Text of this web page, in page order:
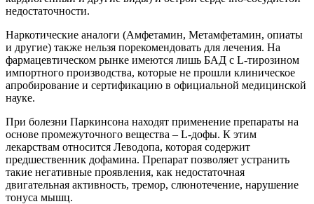
недостаточности.
Наркотические аналоги (Амфетамин, Метамфетамин, опиаты
и другие) также нельзя порекомендовать для лечения. На
фармацевтическом рынке имеются лишь БАД с L-тирозином
импортного производства, которые не прошли клиническое
апробирование и сертификацию в официальной медицинской
науке.
При болезни Паркинсона находят применение препараты на
основе промежуточного вещества – L-дофы. К этим
лекарствам относится Леводопа, которая содержит
предшественник дофамина. Препарат позволяет устранить
такие негативные проявления, как недостаточная
двигательная активность, тремор, слюнотечение, нарушение
тонуса мышц.